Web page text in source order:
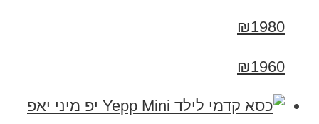
₪1980
₪1960